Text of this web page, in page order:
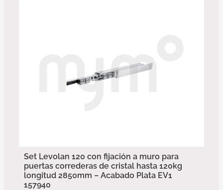
Set Levolan 120 con fijación a muro para
puertas correderas de cristal hasta 120kg
longitud 2850mm – Acabado Plata EV1
157940